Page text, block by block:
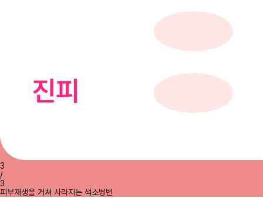
3
/
3
피부재생을 거쳐 사라지는 색소병변